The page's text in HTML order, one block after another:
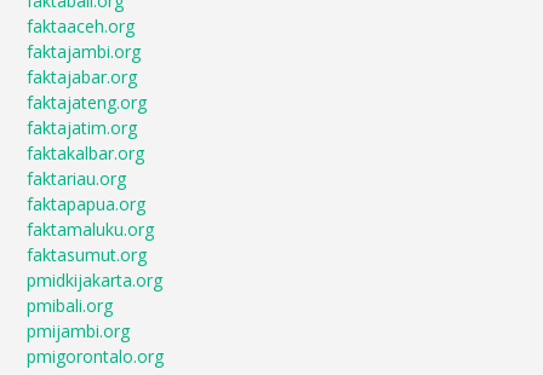
faktaaceh.org
faktajambi.org
faktajabar.org
faktajateng.org
faktajatim.org
faktakalbar.org
faktariau.org
faktapapua.org
faktamaluku.org
faktasumut.org
pmidkijakarta.org
pmibali.org
pmijambi.org
pmigorontalo.org